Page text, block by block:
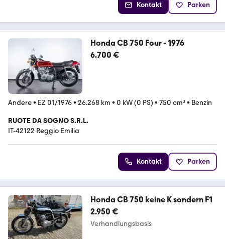
Kontakt Parken
Honda CB 750 Four - 1976
6.700 €
Andere• EZ 01/1976• 26.268 km • 0 kW (0 PS) • 750 cm³• Benzin
RUOTE DA SOGNO S.R.L.
IT-42122 Reggio Emilia
Kontakt Parken
Honda CB 750 keine K sondern F1
2.950 €
Verhandlungsbasis